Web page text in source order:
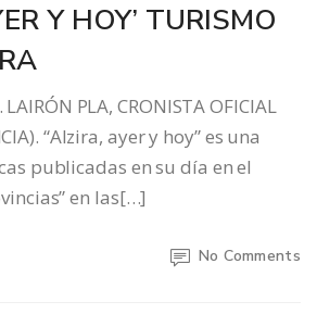
Y HOY’ TURISMO
LAIRÓN PLA, CRONISTA OFICIAL
“Alzira, ayer y hoy” es una
publicadas en su día en el
en las[…]
No Comments